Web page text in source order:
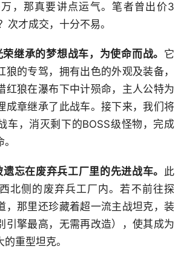
，那真要讲点运气。笔者曾出价3
次才成交，十分不易。
继承的梦想战车，为使命而战。 它
狼的专驾，拥有出色的外观及装备，
红狼在瀑布下中计殒命，主人公特为
成章继承了此战车。接下来，我们将
车，消灭剩下的BOSS级怪物，完成
忘在废弃兵工厂里的先进战车。
此
北侧的废弃兵工厂内。若不前往探
，那里还珍藏着超一流主战坦克，装
引擎最高，无需再改造），使其成为
重型坦克。